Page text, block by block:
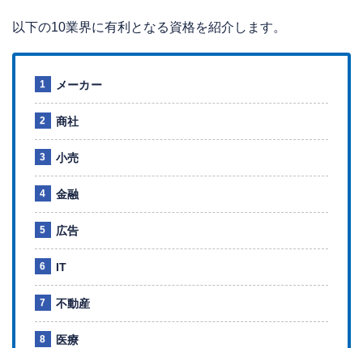
以下の10業界に有利となる資格を紹介します。
メーカー
商社
小売
金融
広告
IT
不動産
医療